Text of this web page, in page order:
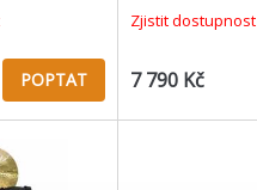
POPTAT
vyšších frekvencí
Zjistit dostupnost
7 790 Kč